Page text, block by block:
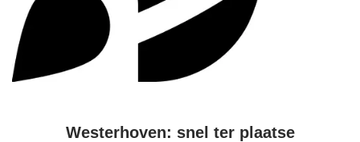
Westerhoven: snel ter plaatse